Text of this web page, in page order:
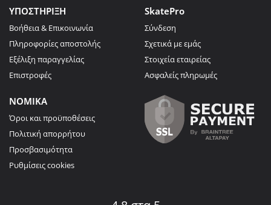
ΥΠΟΣΤΗΡΙΞΗ
Βοήθεια & Επικοινωνία
Πληροφορίες αποστολής
Εξέλιξη παραγγελίας
Επιστροφές
SkatePro
Σύνδεση
Σχετικά με εμάς
Στοιχεία εταιρείας
Ασφαλείς πληρωμές
ΝΟΜΙΚΑ
Όροι και προϋποθέσεις
Πολιτική απορρήτου
Προσβασιμότητα
Ρυθμίσεις cookies